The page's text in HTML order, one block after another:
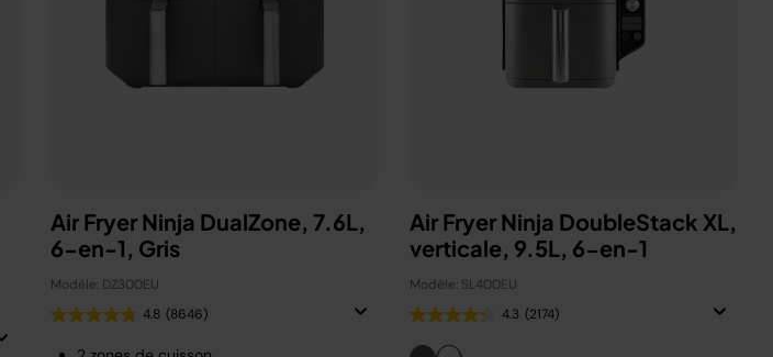
Air Fryer Ninja DualZone, 7.6L,
6-en-1, Gris
Modèle: DZ300EU
4.8 (8646)
Air Fryer Ninja DoubleStack XL,
verticale, 9.5L, 6-en-1
Modèle: SL400EU
4.3 (2174)